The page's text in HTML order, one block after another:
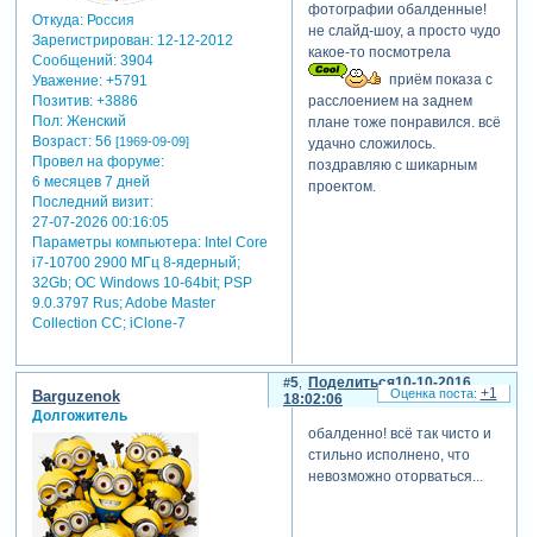
Откуда:Россия
Зарегистрирован: 12-12-2012
Сообщений:3904
Уважение: +5791
Позитив: +3886
Пол:Женский
Возраст:56 [1969-09-09]
Провел на форуме:
6 месяцев 7 дней
Последний визит:
27-07-2026 00:16:05
Параметры компьютера:Intel Core
i7-10700 2900 МГц 8-ядерный;
32Gb; ОС Windows 10-64bit; PSP
9.0.3797 Rus; Adobe Master
Collection СС; iClone-7
фотографии обалденные!
не слайд-шоу, а просто чудо
какое-то посмотрела
приём показа с
расслоением на заднем
плане тоже понравился. всё
удачно сложилось.
поздравляю с шикарным
проектом.
Поделиться
5
10-10-2016
18:02:06
Barguzenok
Долгожитель
обалденно! всё так чисто и
стильно исполнено, что
невозможно оторваться...
+1